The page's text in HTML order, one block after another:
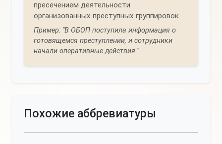
пресечением деятельности
организованных преступных группировок.
Пример: "В ОБОП поступила информация о
готовящемся преступлении, и сотрудники
начали оперативные действия."
Похожие аббревиатуры